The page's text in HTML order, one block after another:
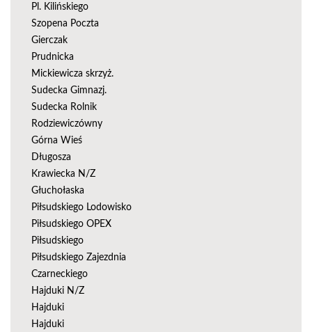
Pl. Kilińskiego
Szopena Poczta
Gierczak
Prudnicka
Mickiewicza skrzyż.
Sudecka Gimnazj.
Sudecka Rolnik
Rodziewiczówny
Górna Wieś
Długosza
Krawiecka N/Z
Głuchołaska
Piłsudskiego Lodowisko
Piłsudskiego OPEX
Piłsudskiego
Piłsudskiego Zajezdnia
Czarneckiego
Hajduki N/Z
Hajduki
Hajduki